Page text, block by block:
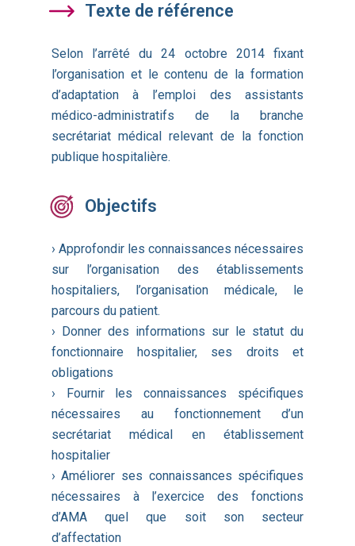
Texte de référence
Selon l’arrêté du 24 octobre 2014 fixant
l’organisation et le contenu de la formation
d’adaptation à l’emploi des assistants
médico-administratifs de la branche
secrétariat médical relevant de la fonction
publique hospitalière.
Objectifs
› Approfondir les connaissances nécessaires
sur l’organisation des établissements
hospitaliers, l’organisation médicale, le
parcours du patient.
› Donner des informations sur le statut du
fonctionnaire hospitalier, ses droits et
obligations
› Fournir les connaissances spécifiques
nécessaires au fonctionnement d’un
secrétariat médical en établissement
hospitalier
› Améliorer ses connaissances spécifiques
nécessaires à l’exercice des fonctions
d’AMA quel que soit son secteur
d’affectation